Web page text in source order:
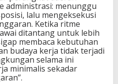
administrasi: menunggu
lalu mengeksekusi
Ketika ritme
ditantang untuk lebih
membaca kebutuhan
budaya kerja tidak terjadi
selama ini
minimalis sekadar